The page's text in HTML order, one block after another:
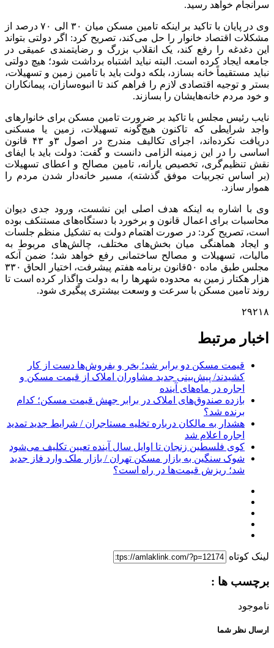
سرانجام خواهد رسید.
وی در پایان با تاکید بر اینکه تامین مسکن میان ۳۰ الی ۷۰ درصد از
مشکلات اقتصاد خانوار را حل می‌کند، تصریح کرد: اگر دولتی بتواند
این دغدغه را رفع کند، یک انقلاب بزرگ و رضایتمندی عمیقی در
جامعه ایجاد کرده است. البته نباید اشتباه برداشت شود؛ هیچ دولتی
نباید مستقیماً خانه بسازد، بلکه دولت باید با تامین زمین و تسهیلات،
بستر و توجیه اقتصادی لازم را فراهم کند تا انبوه‌سازان، پیمانکاران
و خود مردم خانه‌هایشان را بسازند.
نایب رئیس مجلس با تاکید بر ضرورت تامین مسکن برای خانوارهای
واجد شرایطی که تاکنون هیچ‌گونه تسهیلات، زمین یا مسکنی
دریافت نکرده‌اند، اجرای تکالیف مندرج در اصول ۳و ۴۳ قانون
اساسی را در این زمینه الزامی دانست و گفت: دولت باید با ایفای
نقش تنظیم‌گری، تخصیص یارانه، تامین مصالح و اعطای تسهیلات
(بر اساس تجربیات موفق گذشته)، مسیر خانه‌دار شدن مردم را
هموار سازد.
وی با اشاره به اینکه هدف اصلی این نشست، ورود جدی دیوان
محاسبات برای اعمال قانون و برخورد با دستگاه‌های مستنکف بوده
است، تصریح کرد: در صورت اهتمام دولت به تشکیل منظم جلسات
و ایجاد هماهنگی میان بخش‌های مختلف، چالش‌های مربوط به
مالیات، تسهیلات و مصالح ساختمانی رفع خواهد شد؛ ضمن آنکه
مجلس طبق ماده ۵۰قانون برنامه هفتم پیشرفت، اختیار الحاق ۳۳۰
هزار هکتار زمین به محدوده شهرها را به دولت واگذار کرده است تا
روند تامین مسکن با سرعت و وسعت بیشتری پیگیری شود.
۲۹۲۱۸
اخبار مرتبط
قیمت مسکن دو برابر شد؛ بخر و بفروش‌ها دست از کار
کشیدند/ پیش‌بینی جدید مشاوران املاک از قیمت مسکن و
اجاره‌ در ماه‌های آینده
بازده صندوق‌های املاک در برابر جهش قیمت مسکن؛ کدام
برنده شد؟
هشدار به مالکان درباره تخلیه مستاجران / شرایط جدید تمدید
اجاره اعلام شد
کوی فلسطین زنجان تا اوایل سال آینده تعیین تکلیف می‌شود
شوک سنگین به بازار مسکن تهران / بازار ملک وارد فاز جدید
شد؛ ریزش قیمت‌ها در راه است؟
لینک کوتاه
برچسب ها :
ناموجود
ارسال نظر شما